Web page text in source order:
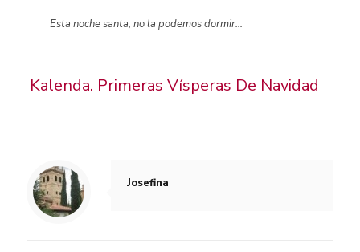
Esta noche santa, no la podemos dormir…
Kalenda. Primeras Vísperas De Navidad
Josefina